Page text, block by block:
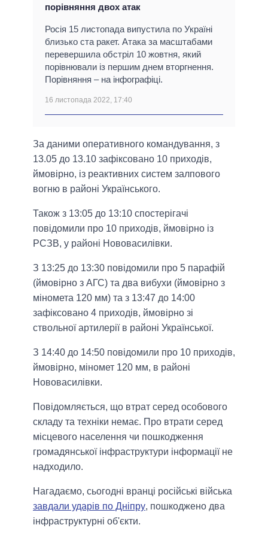
порівняння двох атак
Росія 15 листопада випустила по Україні
близько ста ракет. Атака за масштабами
перевершила обстріл 10 жовтня, який
порівнювали із першим днем вторгнення.
Порівняння – на інфографіці.
16 листопада 2022, 17:40
За даними оперативного командування, з
13.05 до 13.10 зафіксовано 10 приходів,
ймовірно, із реактивних систем залпового
вогню в районі Українського.
Також з 13:05 до 13:10 спостерігачі
повідомили про 10 приходів, ймовірно із
РСЗВ, у районі Нововасилівки.
З 13:25 до 13:30 повідомили про 5 парафій
(ймовірно з АГС) та два вибухи (ймовірно з
міномета 120 мм) та з 13:47 до 14:00
зафіксовано 4 приходів, ймовірно зі
ствольної артилерії в районі Української.
З 14:40 до 14:50 повідомили про 10 приходів,
ймовірно, міномет 120 мм, в районі
Нововасилівки.
Повідомляється, що втрат серед особового
складу та техніки немає. Про втрати серед
місцевого населення чи пошкодження
громадянської інфраструктури інформації не
надходило.
Нагадаємо, сьогодні вранці російські війська
завдали ударів по Дніпру, пошкоджено два
інфраструктурні об'єкти.